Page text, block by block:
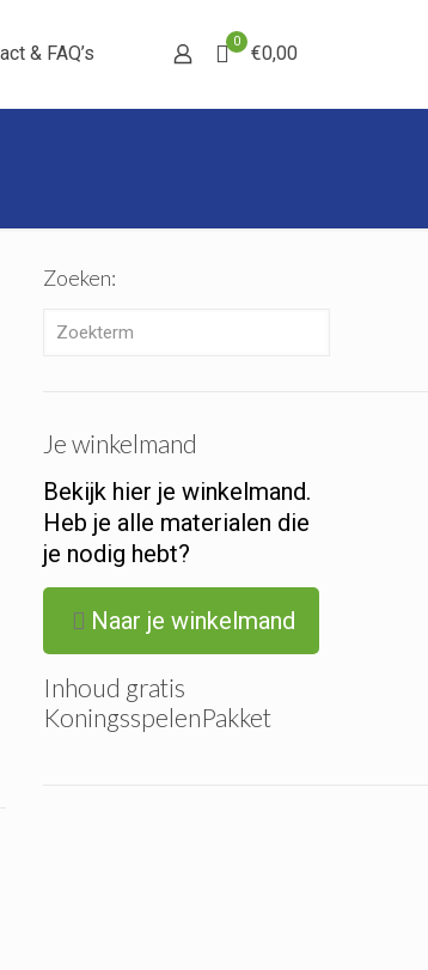
& FAQ’s
0
€0,00
Zoeken:
Je winkelmand
Bekijk hier je winkelmand.
Heb je alle materialen die
je nodig hebt?
Naar je winkelmand
Inhoud gratis
KoningsspelenPakket